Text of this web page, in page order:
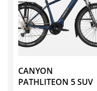
CANYON
PATHLITEON 5 SUV